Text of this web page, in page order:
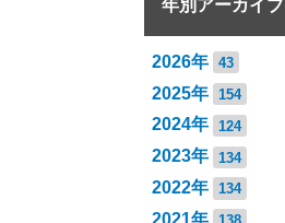
年別アーカイブ
2026年 43
2025年 154
2024年 124
2023年 134
2022年 134
2021年